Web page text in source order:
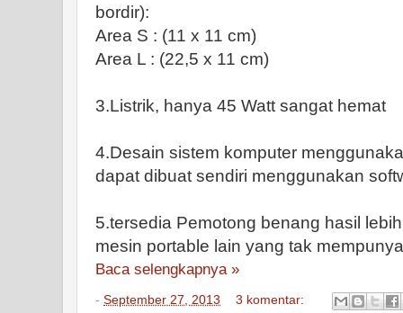
bordir):
Area S : (11 x 11 cm)
Area L : (22,5 x 11 cm)
3.Listrik, hanya 45 Watt sangat hemat
4.Desain sistem komputer
dapat dibuat sendiri menggunakan
5.tersedia Pemotong benang hasil
mesin portable lain yang tak
Baca selengkapnya »
- September 27, 2013 3 komentar: